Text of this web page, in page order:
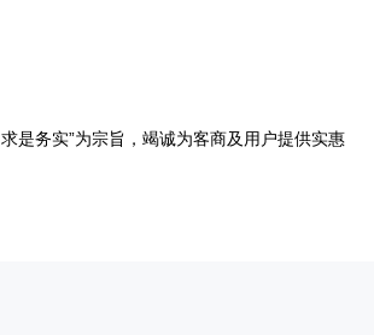
是务实”为宗旨，竭诚为客商及用户提供实惠